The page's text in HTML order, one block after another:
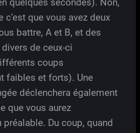
c’est que vous avez deux
battre, A et B, et des
de ceux-ci
coups
faibles et forts). Une
déclenchera également
que vous aurez
préalable. Du coup, quand